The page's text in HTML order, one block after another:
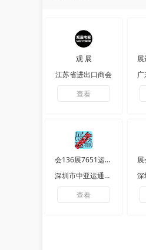
观 展
江苏省进出口商会
查看
会136展7651运5390输
深圳市中亚运通展览服务有限公司
查看